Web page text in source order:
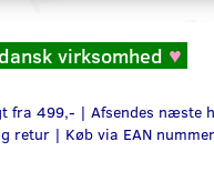
virksomhed ♥
fra 499,- | Afsendes næste
retur | Køb via EAN nummer